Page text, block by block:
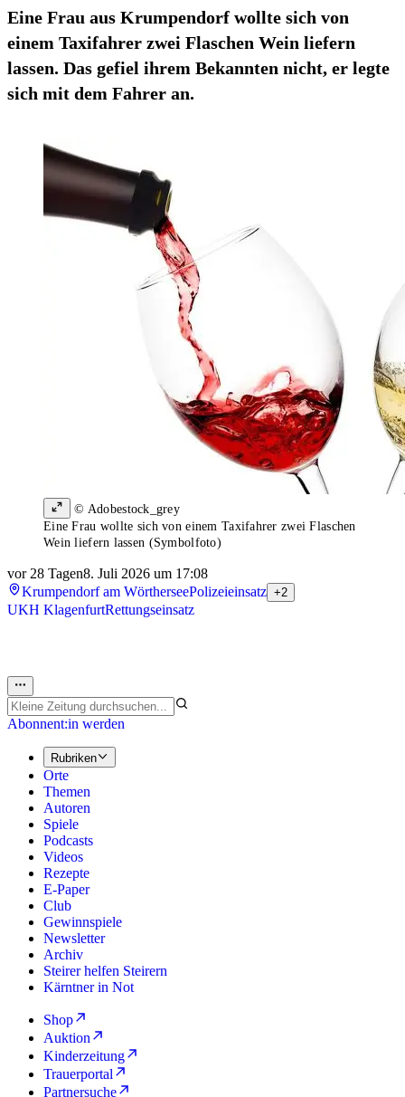
Eine Frau aus Krumpendorf wollte sich von
einem Taxifahrer zwei Flaschen Wein liefern
lassen. Das gefiel ihrem Bekannten nicht, er legte
sich mit dem Fahrer an.
© Adobestock_grey
Eine Frau wollte sich von einem Taxifahrer zwei Flaschen
Wein liefern lassen (Symbolfoto)
vor 28 Tagen8. Juli 2026 um 17:08
Krumpendorf am WörtherseePolizeieinsatz +2
UKH KlagenfurtRettungseinsatz
Abonnent:in werden
Rubriken
Orte
Themen
Autoren
Spiele
Podcasts
Videos
Rezepte
E-Paper
Club
Gewinnspiele
Newsletter
Archiv
Steirer helfen Steirern
Kärntner in Not
Shop
Auktion
Kinderzeitung
Trauerportal
Partnersuche